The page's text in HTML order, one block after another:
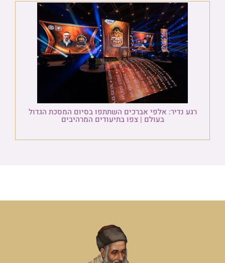
רגע נדיר: אלפי אברכים השתתפו בסיום המסכת הגדול
בעולם | צפו בתיעודים המרהיבים